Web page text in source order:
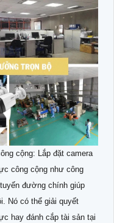
cộng: Lắp đặt camera
công cộng như công
đường chính giúp
Nó có thể giải quyết
hay đánh cắp tài sản tại